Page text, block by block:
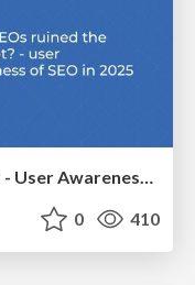
Have SEOs Ruined the Internet? - User Awareness of SEO in 2025
0 410